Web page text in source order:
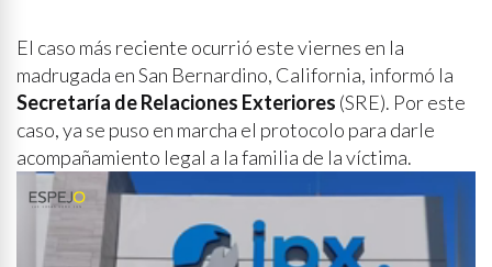
El caso más reciente ocurrió este viernes en la
madrugada en San Bernardino, California, informó la
Secretaría de Relaciones Exteriores (SRE). Por este
caso, ya se puso en marcha el protocolo para darle
acompañamiento legal a la familia de la víctima.